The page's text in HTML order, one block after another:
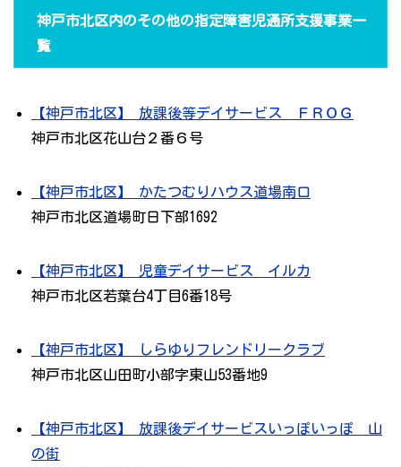
神戸市北区内のその他の指定障害児通所支援事業一
覧
【神戸市北区】 放課後等デイサービス ＦＲＯＧ
神戸市北区花山台２番６号
【神戸市北区】 かたつむりハウス道場南口
神戸市北区道場町日下部1692
【神戸市北区】 児童デイサービス イルカ
神戸市北区若葉台4丁目6番18号
【神戸市北区】 しらゆりフレンドリークラブ
神戸市北区山田町小部字東山53番地9
【神戸市北区】 放課後デイサービスいっぽいっぽ 山
の街